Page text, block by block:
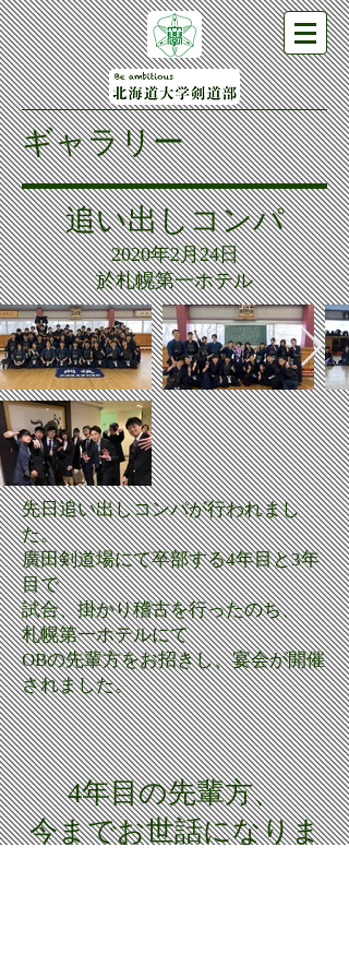
ギャラリー
追い出しコンパ
2020年2月24日
於札幌第一ホテル
先日追い出しコンパが行われまし
た。
廣田剣道場にて卒部する4年目と3年
目で
試合、掛かり稽古を行ったのち、
札幌第一ホテルにて
​OBの先輩方をお招きし、宴会が開催
されました。
4年目の先輩方、
今までお世話になりま